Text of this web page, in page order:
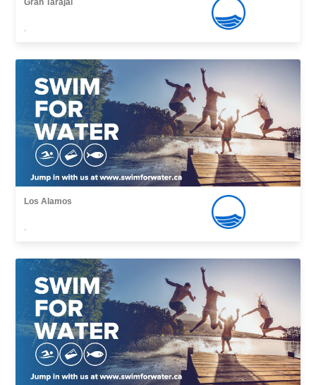
Gran Tarajal
,
Los Alamos
,